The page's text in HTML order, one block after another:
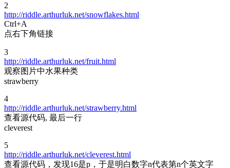
2
http://riddle.arthurluk.net/snowflakes.html
Ctrl+A
点右下角链接
3
http://riddle.arthurluk.net/fruit.html
观察图片中水果种类
strawberry
4
http://riddle.arthurluk.net/strawberry.html
查看源代码, 最后一行
cleverest
5
http://riddle.arthurluk.net/cleverest.html
查看源代码，发现16是p，于是明白数字n代表第n个英文字